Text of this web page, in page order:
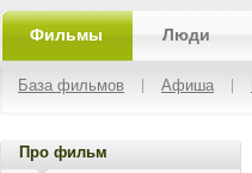
Фильмы Люди
База фильмов Афиша
Про фильм